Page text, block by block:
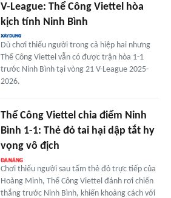
V-League: Thể Công Viettel hòa
kịch tính Ninh Bình
Dù chơi thiếu người trong cả hiệp hai nhưng
Thể Công Viettel vẫn có được trận hòa 1-1
trước Ninh Bình tại vòng 21 V-League 2025-
2026.
Thể Công Viettel chia điểm Ninh
Bình 1-1: Thẻ đỏ tai hại dập tắt hy
vọng vô địch
Chơi thiếu người sau tấm thẻ đỏ trực tiếp của
Hoàng Minh, Thể Công Viettel đánh rơi chiến
thắng trước Ninh Bình, khiến khoảng cách với